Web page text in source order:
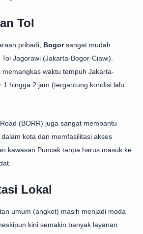
Tol
pribadi, Bogorsangat mudah
Jagorawi (Jakarta-Bogor-Ciawi).
memangkas waktu tempuh Jakarta-
1 hingga 2 jam (tergantung kondisi lalu
(BORR) juga sangat membantu
kota dan memfasilitasi akses
kawasan Puncak tanpa harus masuk ke
Lokal
umum (angkot) masih menjadi moda
kini semakin banyak layanan